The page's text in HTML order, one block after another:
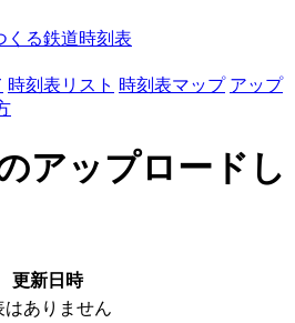
くる鉄道時刻表
時刻表リスト 時刻表マップ アップ
アップロードし
更新日時
ありません